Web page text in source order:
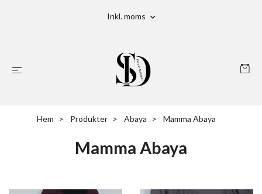
Inkl. moms
Hem Produkter Abaya Mamma Abaya
Mamma Abaya